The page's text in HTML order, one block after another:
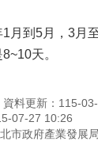
月到5月，3月
天。
資料更新：115-
07-27 10:26
市政府產業發展